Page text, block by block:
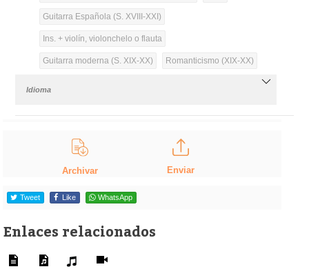
Guitarra Española (S. XVIII-XXI)
Ins. + violín, violonchelo o flauta
Guitarra moderna (S. XIX-XX) Romanticismo (XIX-XX)
Idioma
Archivar Enviar
Tweet Like WhatsApp
Enlaces relacionados